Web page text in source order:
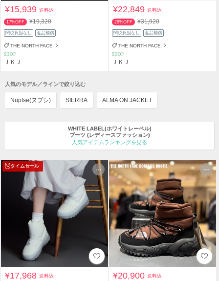
¥15,939送料込
17%OFF ¥19,320
関税負担なし 返品補償
THE NORTH FACE
SHOP
ＪＫＪ
¥22,849送料込
28%OFF ¥31,920
関税負担なし 返品補償
THE NORTH FACE
SHOP
ＪＫＪ
人気のモデル／ラインで絞り込む
Nuptse(ヌプシ) SIERRA ALMA ON JACKET
WHITE LABEL(ホワイトレーベル)
ブーツ (レディースファッション)
人気アイテムランキングを見る
タイムセール
¥17,968送料込 ¥20,900送料込